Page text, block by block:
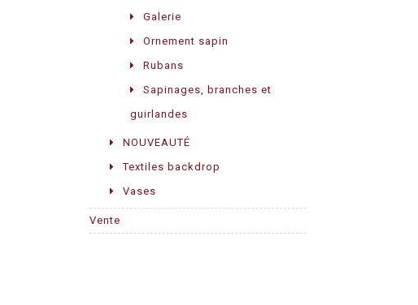
Galerie
Ornement sapin
Rubans
Sapinages, branches et
guirlandes
NOUVEAUTÉ
Textiles backdrop
Vases
Vente